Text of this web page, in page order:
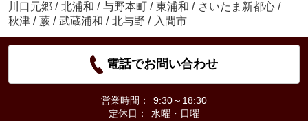
川口元郷 / 北浦和 / 与野本町 / 東浦和 / さいたま新都心 /
秋津 / 蕨 / 武蔵浦和 / 北与野 / 入間市
電話でお問い合わせ
営業時間：
9:30～18:30
定休日：
水曜・日曜